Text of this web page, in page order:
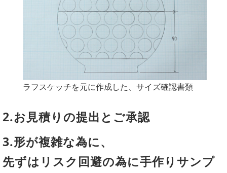
ラフスケッチを元に作成した、サイズ確認書類
2.お見積りの提出とご承認
3.形が複雑な為に、
先ずはリスク回避の為に手作りサンプ